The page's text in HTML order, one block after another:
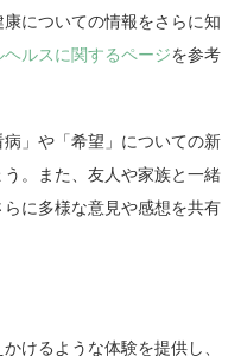
についての情報をさらに知
ルスに関するページを参考
」や「希望」についての新
。また、友人や家族と一緒
に多様な意見や感想を共有
けるような体験を提供し、